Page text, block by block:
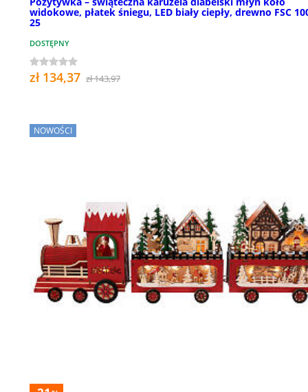
widokowe, płatek śniegu, LED biały ciepły, drewno FSC
25
DOSTĘPNY
zł 134,37 zł 143,97
NOWOŚCI